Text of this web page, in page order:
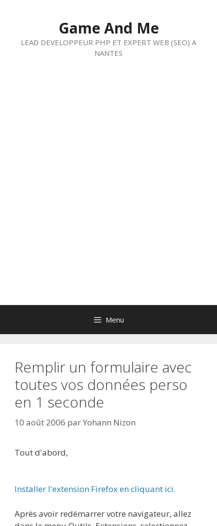
Game And Me
LEAD DEVELOPPEUR PHP ET EXPERT WEB (SEO) A
NANTES
Menu
Remplir un formulaire avec
toutes vos données perso
en 1 seconde
10 août 2006 parYohann Nizon
Tout d'abord,
Installer l'extension Firefox en cliquant ici.
Après avoir redémarrer votre navigateur, allez